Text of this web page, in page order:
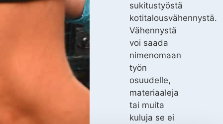
sukitustyöstä
kotitalousvähennystä.
Vähennystä
voi saada
nimenomaan
työn
osuudelle,
materiaaleja
tai muita
kuluja se ei